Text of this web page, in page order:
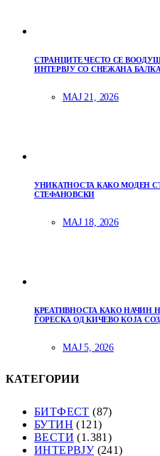
СТРАНЦИТЕ ЧЕСТО СЕ
ИНТЕРВЈУ СО СНЕЖАНА
МАЈ 21, 2026
УНИКАТНОСТА КАКО МОДЕН
СТЕФАНОВСКИ
МАЈ 18, 2026
КРЕАТИВНОСТА КАКО НАЧИН
ЃОРЕСКА ОД КИЧЕВО КОЈА
МАЈ 5, 2026
КАТЕГОРИИ
БИТФЕСТ (87)
БУТИН (121)
ВЕСТИ (1.381)
ИНТЕРВЈУ(241)